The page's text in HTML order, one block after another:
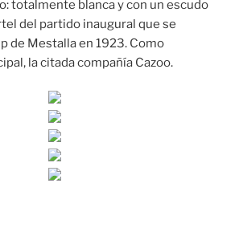
totalmente blanca y con un escudo
del partido inaugural que se
de Mestalla en 1923. Como
la citada compañía Cazoo.